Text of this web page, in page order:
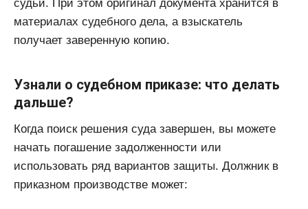
судьи. При этом оригинал документа хранится в
материалах судебного дела, а взыскатель
получает заверенную копию.
Узнали о судебном приказе: что делать
дальше?
Когда поиск решения суда завершен, вы можете
начать погашение задолженности или
использовать ряд вариантов защиты. Должник в
приказном производстве может: